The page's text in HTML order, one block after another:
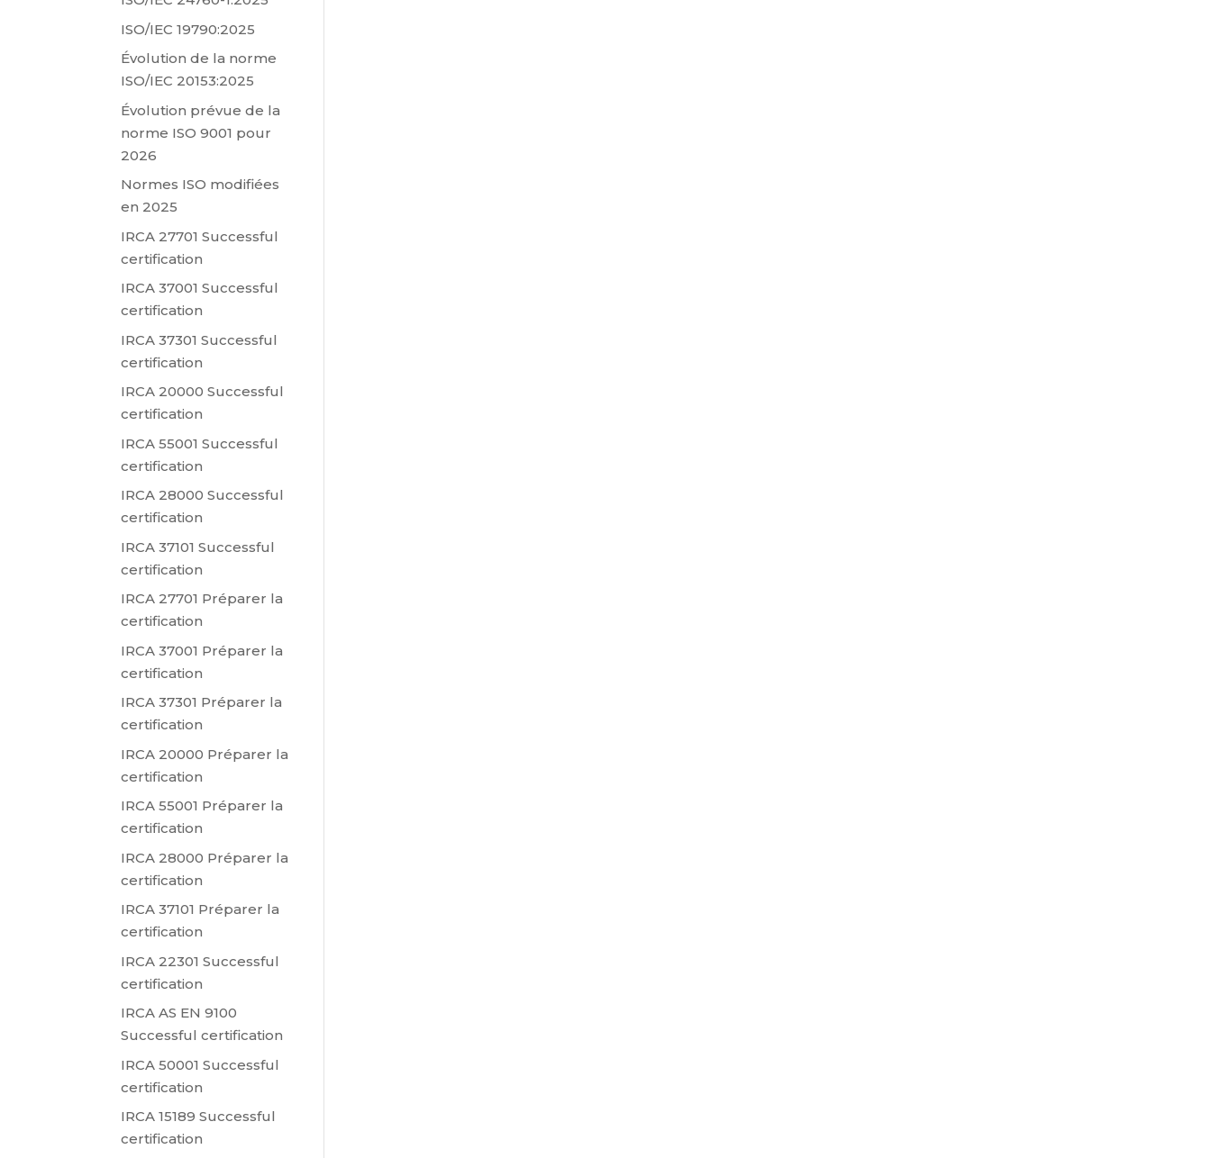
ISO/IEC 19790:2025
Évolution de la norme
ISO/IEC 20153:2025
Évolution prévue de la
norme ISO 9001 pour
2026
Normes ISO modifiées
en 2025
IRCA 27701 Successful
certification
IRCA 37001 Successful
certification
IRCA 37301 Successful
certification
IRCA 20000 Successful
certification
IRCA 55001 Successful
certification
IRCA 28000 Successful
certification
IRCA 37101 Successful
certification
IRCA 27701 Préparer la
certification
IRCA 37001 Préparer la
certification
IRCA 37301 Préparer la
certification
IRCA 20000 Préparer la
certification
IRCA 55001 Préparer la
certification
IRCA 28000 Préparer la
certification
IRCA 37101 Préparer la
certification
IRCA 22301 Successful
certification
IRCA AS EN 9100
Successful certification
IRCA 50001 Successful
certification
IRCA 15189 Successful
certification